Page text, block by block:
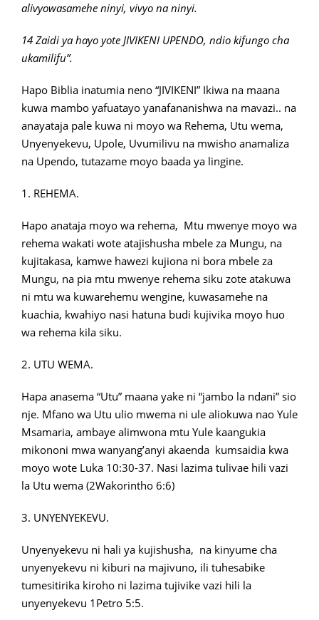
alivyowasamehe ninyi, vivyo na ninyi.
14 Zaidi ya hayo yote JIVIKENI UPENDO, ndio kifungo cha
ukamilifu”.
Hapo Biblia inatumia neno “JIVIKENI” Ikiwa na maana
kuwa mambo yafuatayo yanafananishwa na mavazi.. na
anayataja pale kuwa ni moyo wa Rehema, Utu wema,
Unyenyekevu, Upole, Uvumilivu na mwisho anamaliza
na Upendo, tutazame moyo baada ya lingine.
1. REHEMA.
Hapo anataja moyo wa rehema, Mtu mwenye moyo wa
rehema wakati wote atajishusha mbele za Mungu, na
kujitakasa, kamwe hawezi kujiona ni bora mbele za
Mungu, na pia mtu mwenye rehema siku zote atakuwa
ni mtu wa kuwarehemu wengine, kuwasamehe na
kuachia, kwahiyo nasi hatuna budi kujivika moyo huo
wa rehema kila siku.
2. UTU WEMA.
Hapa anasema “Utu” maana yake ni “jambo la ndani” sio
nje. Mfano wa Utu ulio mwema ni ule aliokuwa nao Yule
Msamaria, ambaye alimwona mtu Yule kaangukia
mikononi mwa wanyang’anyi akaenda kumsaidia kwa
moyo wote Luka 10:30-37. Nasi lazima tulivae hili vazi
la Utu wema (2Wakorintho 6:6)
3. UNYENYEKEVU.
Unyenyekevu ni hali ya kujishusha, na kinyume cha
unyenyekevu ni kiburi na majivuno, ili tuhesabike
tumesitirika kiroho ni lazima tujivike vazi hili la
unyenyekevu 1Petro 5:5.